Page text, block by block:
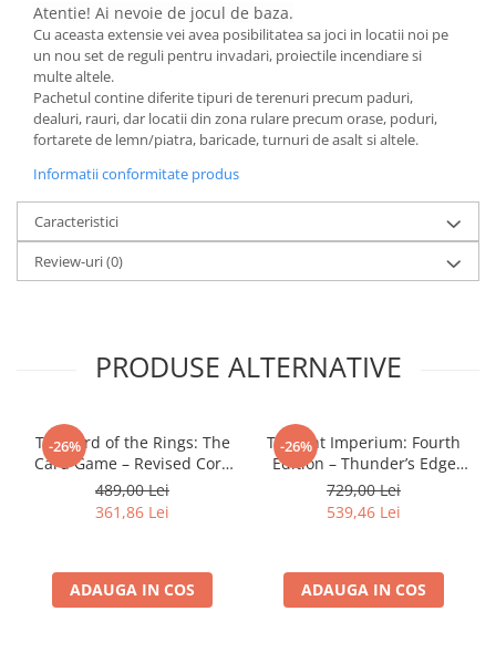
Decoratiuni
Carti
Fesuri
Studio Ghibli/My Neighbor
Totoro/Kiki etc
Minecraft
Carnetele
Dragon Ball
Pokemon
Naruto Shippuden
Harry Potter
Collectibles
Atentie! Ai nevoie de jocul de baza.
Cu aceasta extensie vei avea posibilitatea sa joci in locatii noi pe
un nou set de reguli pentru invadari, proiectile incendiare si
multe altele.
Pachetul contine diferite tipuri de terenuri precum paduri,
dealuri, rauri, dar locatii din zona rulare precum orase, poduri,
fortarete de lemn/piatra, baricade, turnuri de asalt si altele.
Informatii conformitate produs
Caracteristici
Review-uri(0)
PRODUSE ALTERNATIVE
-26%
The Lord of the Rings: The
Card Game – Revised Core
Set
489,00 Lei
361,86 Lei
ADAUGA IN COS
-26%
Twilight Imperium: Fourth
Edition – Thunder’s Edge
Expansion (EN)
729,00 Lei
539,46 Lei
ADAUGA IN COS